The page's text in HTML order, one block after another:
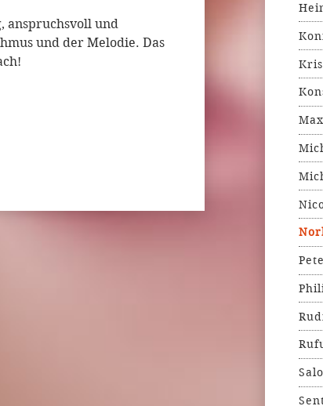
anspruchsvoll und
und der Melodie. Das